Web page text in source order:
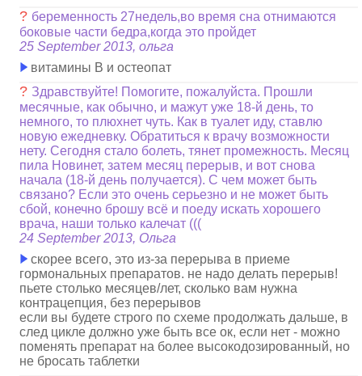
? беременность 27недель,во время сна отнимаются
боковые части бедра,когда это пройдет
25 September 2013, ольга
витамины В и остеопат
? Здравствуйте! Помогите, пожалуйста. Прошли
месячные, как обычно, и мажут уже 18-й день, то
немного, то плюхнет чуть. Как в туалет иду, ставлю
новую ежедневку. Обратиться к врачу возможности
нету. Сегодня стало болеть, тянет промежность. Месяц
пила Новинет, затем месяц перерыв, и вот снова
начала (18-й день получается). С чем может быть
связано? Если это очень серьезно и не может быть
сбой, конечно брошу всё и поеду искать хорошего
врача, наши только калечат (((
24 September 2013, Ольга
скорее всего, это из-за перерыва в приеме
гормональных препаратов. не надо делать перерыв!
пьете столько месяцев/лет, сколько вам нужна
контрацепция, без перерывов
если вы будете строго по схеме продолжать дальше, в
след цикле должно уже быть все ок, если нет - можно
поменять препарат на более высокодозированный, но
не бросать таблетки